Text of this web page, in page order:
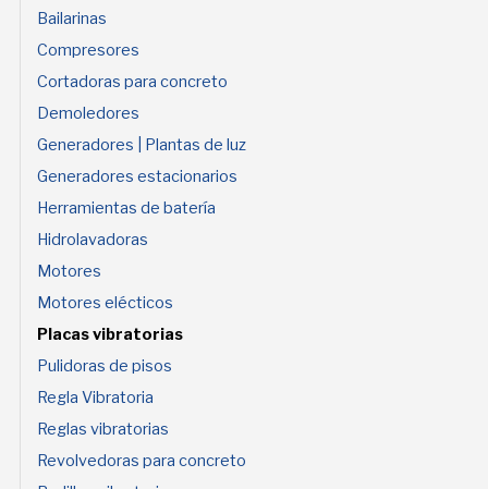
Bailarinas
Compresores
Cortadoras para concreto
Demoledores
Generadores | Plantas de luz
Generadores estacionarios
Herramientas de batería
Hidrolavadoras
Motores
Motores elécticos
Placas vibratorias
Pulidoras de pisos
Regla Vibratoria
Reglas vibratorias
Revolvedoras para concreto